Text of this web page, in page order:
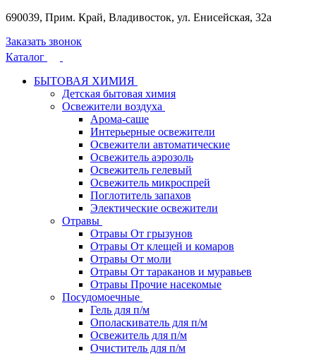
690039, Прим. Край, Владивосток, ул. Енисейская, 32а
Заказать звонок
Каталог
БЫТОВАЯ ХИМИЯ
Детская бытовая химия
Освежители воздуха
Арома-саше
Интерьерные освежители
Освежители автоматические
Освежитель аэрозоль
Освежитель гелевый
Освежитель микроспрей
Поглотитель запахов
Электические освежители
Отравы
Отравы От грызунов
Отравы От клещей и комаров
Отравы От моли
Отравы От тараканов и муравьев
Отравы Прочие насекомые
Посудомоечные
Гель для п/м
Ополаскиватель для п/м
Освежитель для п/м
Очиститель для п/м